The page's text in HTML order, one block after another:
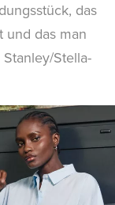
das
und das man
Stella-